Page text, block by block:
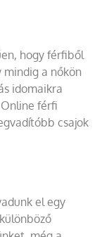
hogy férfiből
mindig a nőkön
idomaikra
férfi
csajok
el egy